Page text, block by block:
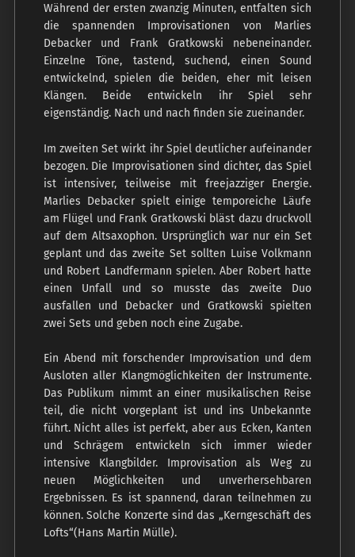
Während der ersten zwanzig Minuten, entfalten sich
die spannenden Improvisationen von Marlies
Debacker und Frank Gratkowski nebeneinander.
Einzelne Töne, tastend, suchend, einen Sound
entwickelnd, spielen die beiden, eher mit leisen
Klängen. Beide entwickeln ihr Spiel sehr
eigenständig. Nach und nach finden sie zueinander.
Im zweiten Set wirkt ihr Spiel deutlicher aufeinander
bezogen. Die Improvisationen sind dichter, das Spiel
ist intensiver, teilweise mit freejazziger Energie.
Marlies Debacker spielt einige temporeiche Läufe
am Flügel und Frank Gratkowski bläst dazu druckvoll
auf dem Altsaxophon. Ursprünglich war nur ein Set
geplant und das zweite Set sollten Luise Volkmann
und Robert Landfermann spielen. Aber Robert hatte
einen Unfall und so musste das zweite Duo
ausfallen und Debacker und Gratkowski spielten
zwei Sets und geben noch eine Zugabe.
Ein Abend mit forschender Improvisation und dem
Ausloten aller Klangmöglichkeiten der Instrumente.
Das Publikum nimmt an einer musikalischen Reise
teil, die nicht vorgeplant ist und ins Unbekannte
führt. Nicht alles ist perfekt, aber aus Ecken, Kanten
und Schrägem entwickeln sich immer wieder
intensive Klangbilder. Improvisation als Weg zu
neuen Möglichkeiten und unverhersehbaren
Ergebnissen. Es ist spannend, daran teilnehmen zu
können. Solche Konzerte sind das „Kerngeschäft des
Lofts“(Hans Martin Mülle).